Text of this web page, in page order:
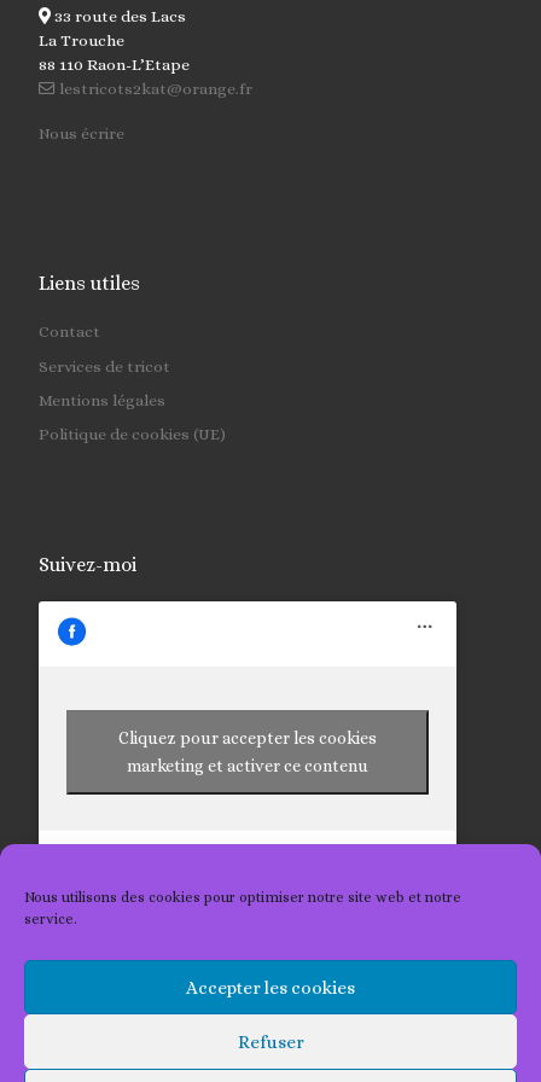
Nous utilisons des cookies pour optimiser notre site web et notre
service.
Accepter les cookies
Refuser
33 route des Lacs
La Trouche
88 110 Raon-L’Etape
lestricots2kat@orange.fr
Nous écrire
Liens utiles
Contact
Services de tricot
Mentions légales
Politique de cookies (UE)
Suivez-moi
Cliquez pour accepter les cookies
marketing et activer ce contenu
Les Tricots 2 Kat
Propulsé parWP– Réalisé avec theThème Customizr